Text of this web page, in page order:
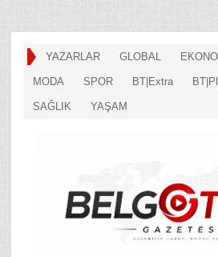
YAZARLAR GLOBAL
MODA SPOR BT|Extra
SAĞLIK YAŞAM